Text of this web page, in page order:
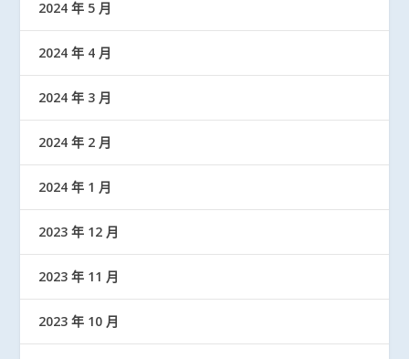
2024 年 5 月
2024 年 4 月
2024 年 3 月
2024 年 2 月
2024 年 1 月
2023 年 12 月
2023 年 11 月
2023 年 10 月